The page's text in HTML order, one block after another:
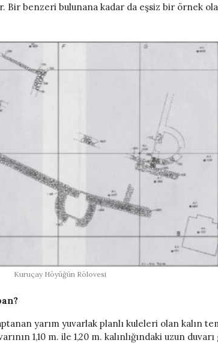
Bir benzeri bulunana kadar da eşsiz bir örnek
Kuruçay Höyüğün Rölovesi
yarım yuvarlak planlı kuleleri olan kalın
1,10 m. ile 1,20 m. kalınlığındaki uzun